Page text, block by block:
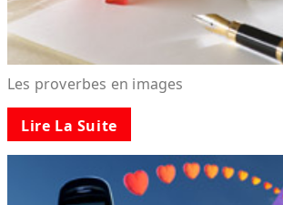
Les proverbes en images
Lire La Suite